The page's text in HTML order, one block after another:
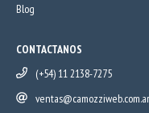
Blog
CONTACTANOS
(+54) 11 2138-7275
ventas@camozziweb.com.ar